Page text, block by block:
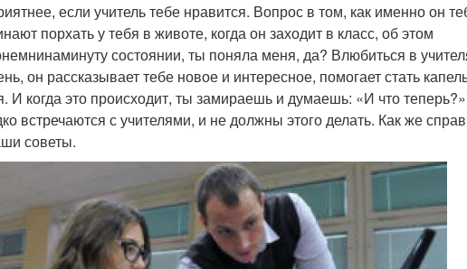
если учитель тебе нравится. Вопрос в том, как именно он
порхать у тебя в животе, когда он заходит в класс, об этом
состоянии, ты поняла меня, да? Влюбиться в
он рассказывает тебе новое и интересное, помогает стать
И когда это происходит, ты замираешь и думаешь: «И что
встречаются с учителями, и не должны этого делать. Как же
советы.